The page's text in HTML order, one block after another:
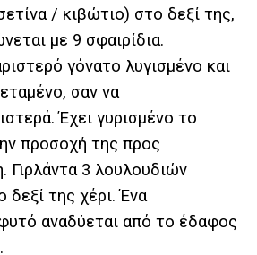
/ κιβώτιο) στο δεξί της,
με 9 σφαιρίδια.
γόνατο λυγισμένο και
σαν να
Έχει γυρισμένο το
προσοχή της προς
Γιρλάντα 3 λουλουδιών
δεξί της χέρι. Ένα
αναδύεται από το έδαφος